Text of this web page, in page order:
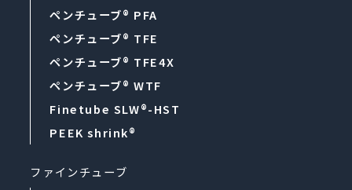
ペンチューブ® PFA
ペンチューブ® TFE
ペンチューブ® TFE4X
ペンチューブ® WTF
Finetube SLW®-HST
PEEK shrink®
ファインチューブ